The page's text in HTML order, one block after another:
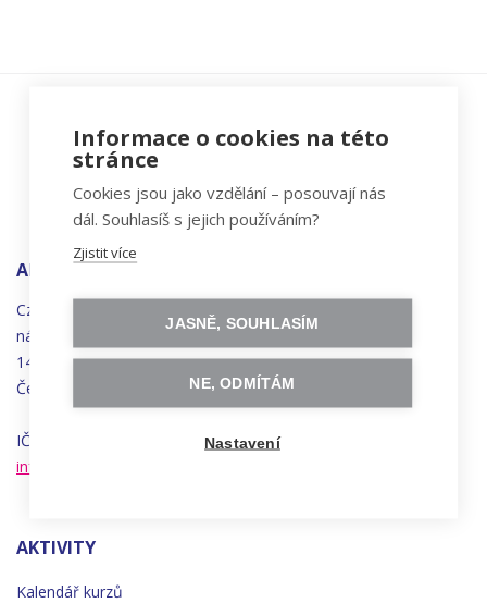
ADRESA
Czechitas, z.ú.
náměstí
Synků 1748/17
140 00 Praha 4 - Nusle
Česká republika
IČO 22834958 | DIČ CZ22834958
info@czechitas.cz
AKTIVITY
Kalendář kurzů
Informace o cookies na této
stránce
Cookies jsou jako vzdělání – posouvají nás
dál. Souhlasíš s jejich používáním?
Zjistit více
JASNĚ, SOUHLASÍM
NE, ODMÍTÁM
Nastavení